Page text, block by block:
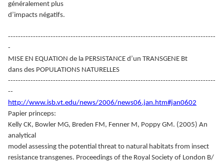
généralement plus
d’impacts négatifs.
-----------------------------------------------------------------------------------
-
MISE EN EQUATION de la PERSISTANCE d’un TRANSGENE Bt
dans des POPULATIONS NATURELLES
-----------------------------------------------------------------------------------
--
http://www.isb.vt.edu/news/2006/news06.jan.htm#jan0602
Papier princeps:
Kelly CK, Bowler MG, Breden FM, Fenner M, Poppy GM. (2005) An
analytical
model assessing the potential threat to natural habitats from insect
resistance transgenes. Proceedings of the Royal Society of London B/